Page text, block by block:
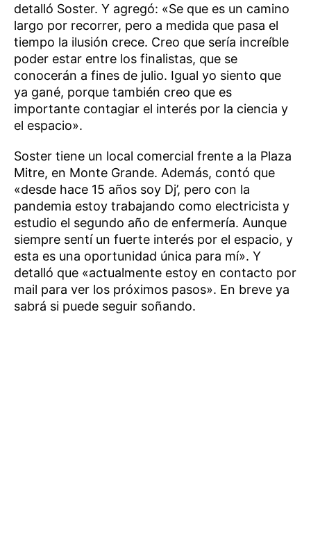
detalló Soster. Y agregó: «Se que es un camino
largo por recorrer, pero a medida que pasa el
tiempo la ilusión crece. Creo que sería increíble
poder estar entre los finalistas, que se
conocerán a fines de julio. Igual yo siento que
ya gané, porque también creo que es
importante contagiar el interés por la ciencia y
el espacio».
Soster tiene un local comercial frente a la Plaza
Mitre, en Monte Grande. Además, contó que
«desde hace 15 años soy Dj’, pero con la
pandemia estoy trabajando como electricista y
estudio el segundo año de enfermería. Aunque
siempre sentí un fuerte interés por el espacio, y
esta es una oportunidad única para mí». Y
detalló que «actualmente estoy en contacto por
mail para ver los próximos pasos». En breve ya
sabrá si puede seguir soñando.